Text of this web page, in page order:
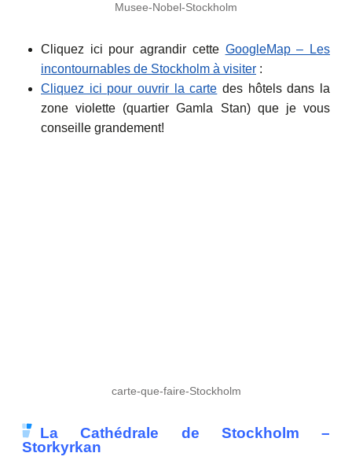
Musee-Nobel-Stockholm
Cliquez ici pour agrandir cette GoogleMap – Les
incontournables de Stockholm à visiter :
Cliquez ici pour ouvrir la carte des hôtels dans la
zone violette (quartier Gamla Stan) que je vous
conseille grandement!
carte-que-faire-Stockholm
La Cathédrale de Stockholm –
Storkyrkan